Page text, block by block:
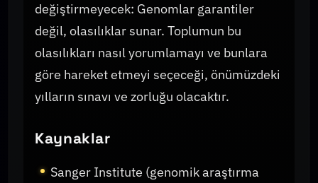
değiştirmeyecek: Genomlar garantiler
değil, olasılıklar sunar. Toplumun bu
olasılıkları nasıl yorumlamayı ve bunlara
göre hareket etmeyi seçeceği, önümüzdeki
yılların sınavı ve zorluğu olacaktır.
Kaynaklar
Sanger Institute (genomik araştırma